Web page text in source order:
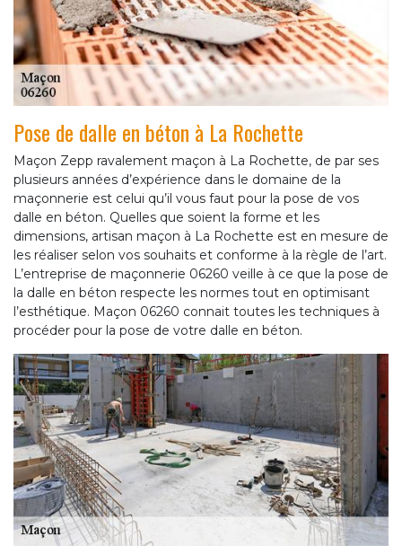
Pose de dalle en béton à La Rochette
Maçon Zepp ravalement maçon à La Rochette, de par ses
plusieurs années d’expérience dans le domaine de la
maçonnerie est celui qu’il vous faut pour la pose de vos
dalle en béton. Quelles que soient la forme et les
dimensions, artisan maçon à La Rochette est en mesure de
les réaliser selon vos souhaits et conforme à la règle de l’art.
L’entreprise de maçonnerie 06260 veille à ce que la pose de
la dalle en béton respecte les normes tout en optimisant
l’esthétique. Maçon 06260 connait toutes les techniques à
procéder pour la pose de votre dalle en béton.